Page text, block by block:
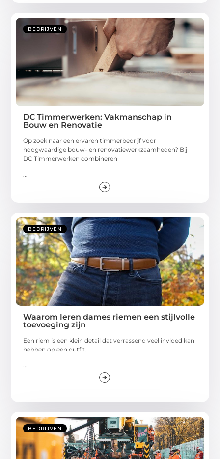
BEDRIJVEN
DC Timmerwerken: Vakmanschap in
Bouw en Renovatie
Op zoek naar een ervaren timmerbedrijf voor
hoogwaardige bouw- en renovatiewerkzaamheden? Bij
DC Timmerwerken combineren
BEDRIJVEN
Waarom leren dames riemen een stijlvolle
toevoeging zijn
Een riem is een klein detail dat verrassend veel invloed kan
hebben op een outfit.
...
BEDRIJVEN